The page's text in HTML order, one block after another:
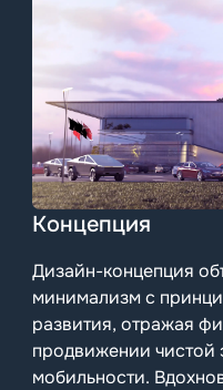
Концепция
Дизайн-концепция
минимализм с
развития, отражая
продвижении чистой
мобильности.